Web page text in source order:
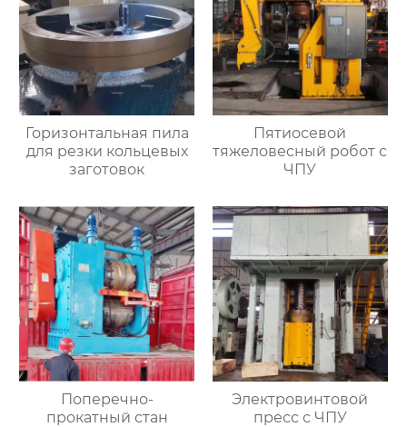
Горизонтальная пила
для резки кольцевых
заготовок
Пятиосевой
тяжеловесный робот с
ЧПУ
Поперечно-
прокатный стан
Электровинтовой
пресс с ЧПУ